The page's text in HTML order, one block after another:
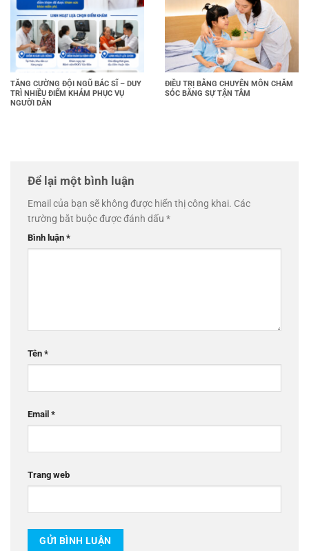
TĂNG CƯỜNG ĐỘI NGŨ BÁC SĨ – DUY
TRÌ NHIỀU ĐIỂM KHÁM PHỤC VỤ
NGƯỜI DÂN
ĐIỀU TRỊ BẰNG CHUYÊN MÔN CHĂM
SÓC BẰNG SỰ TẬN TÂM
Để lại một bình luận
Email của bạn sẽ không được hiển thị công khai. Các
trường bắt buộc được đánh dấu *
Bình luận *
Tên *
Email *
Trang web